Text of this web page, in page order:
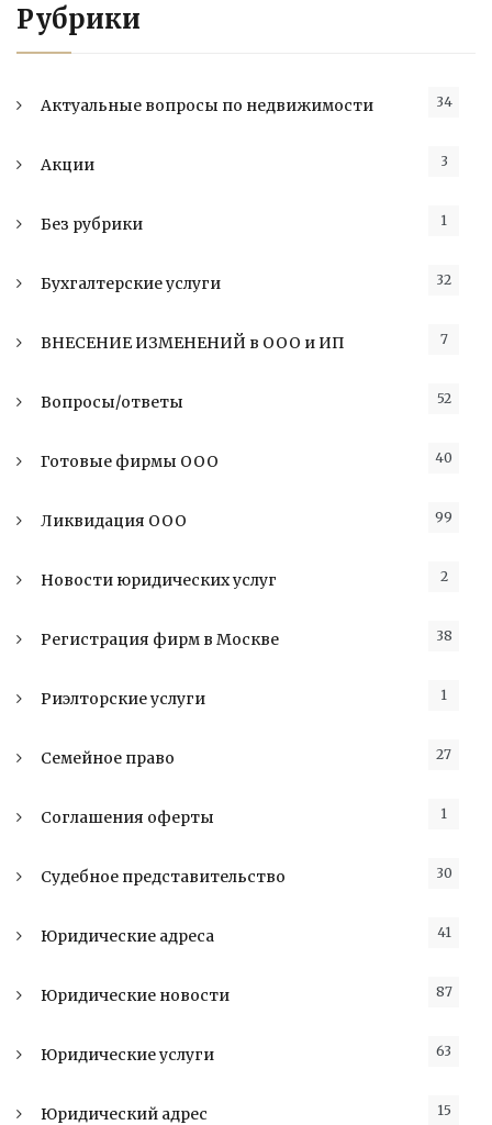
Рубрики
Актуальные вопросы по недвижимости 34
Акции 3
Без рубрики 1
Бухгалтерские услуги 32
ВНЕСЕНИЕ ИЗМЕНЕНИЙ в ООО и ИП 7
Вопросы/ответы 52
Готовые фирмы ООО 40
Ликвидация ООО 99
Новости юридических услуг 2
Регистрация фирм в Москве 38
Риэлторские услуги 1
Семейное право 27
Соглашения оферты 1
Судебное представительство 30
Юридические адреса 41
Юридические новости 87
Юридические услуги 63
Юридический адрес 15